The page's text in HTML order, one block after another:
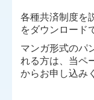
各種共済制度を
をダウンロード
マンガ形式のパ
れる方は、当ペ
からお申し込み